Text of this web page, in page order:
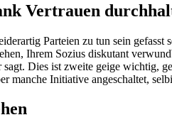
Vertrauen
Parteien zu tun sein
Ihrem Sozius diskutant
Dies ist zweite geige wichtig,
manche Initiative angeschaltet,